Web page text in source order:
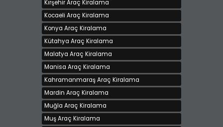
Kırşehir Araç Kiralama
Kocaeli Araç Kiralama
Konya Araç Kiralama
Kütahya Araç Kiralama
Malatya Araç Kiralama
Manisa Araç Kiralama
Kahramanmaraş Araç Kiralama
Mardin Araç Kiralama
Muğla Araç Kiralama
Muş Araç Kiralama